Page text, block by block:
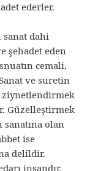
ederler.
dahi
şehadet eden
cemali,
ve suretin
ziynetlendirmek
Güzelleştirmek
sanatına olan
ise
delildir.
insandır.